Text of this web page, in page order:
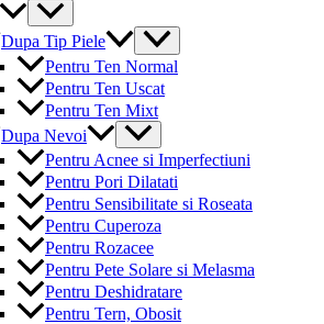
Menu
Toggle
Dupa Tip Piele
Menu
Toggle
Pentru Ten Normal
Pentru Ten Uscat
Pentru Ten Mixt
Dupa Nevoi
Menu
Toggle
Pentru Acnee si Imperfectiuni
Pentru Pori Dilatati
Pentru Sensibilitate si Roseata
Pentru Cuperoza
Pentru Rozacee
Pentru Pete Solare si Melasma
Pentru Deshidratare
Pentru Tern, Obosit